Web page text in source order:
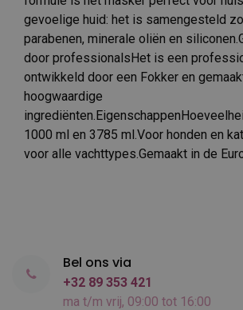
gevoelige huid: het is samengesteld
parabenen, minerale oliën en
door professionalsHet is een
ontwikkeld door een Fokker en
hoogwaardige
1000 ml en 3785 ml.Voor honden en
voor alle vachttypes.Gemaakt in de
Bel ons via
+32 89 353 421
ma t/m vrij, 09:00 tot 16:00